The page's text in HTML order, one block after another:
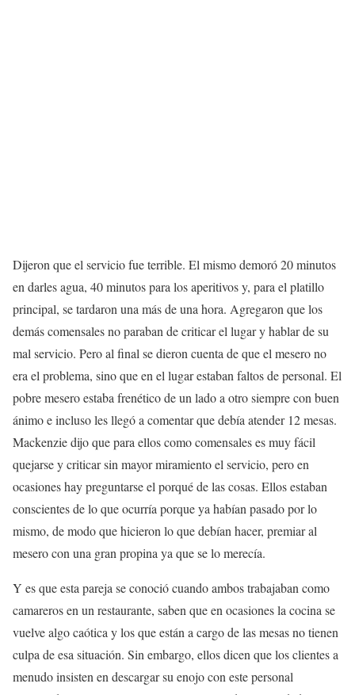
Dijeron que el servicio fue terrible. El mismo demoró 20 minutos
en darles agua, 40 minutos para los aperitivos y, para el platillo
principal, se tardaron una más de una hora. Agregaron que los
demás comensales no paraban de criticar el lugar y hablar de su
mal servicio. Pero al final se dieron cuenta de que el mesero no
era el problema, sino que en el lugar estaban faltos de personal. El
pobre mesero estaba frenético de un lado a otro siempre con buen
ánimo e incluso les llegó a comentar que debía atender 12 mesas.
Mackenzie dijo que para ellos como comensales es muy fácil
quejarse y criticar sin mayor miramiento el servicio, pero en
ocasiones hay preguntarse el porqué de las cosas. Ellos estaban
conscientes de lo que ocurría porque ya habían pasado por lo
mismo, de modo que hicieron lo que debían hacer, premiar al
mesero con una gran propina ya que se lo merecía.
Y es que esta pareja se conoció cuando ambos trabajaban como
camareros en un restaurante, saben que en ocasiones la cocina se
vuelve algo caótica y los que están a cargo de las mesas no tienen
culpa de esa situación. Sin embargo, ellos dicen que los clientes a
menudo insisten en descargar su enojo con este personal